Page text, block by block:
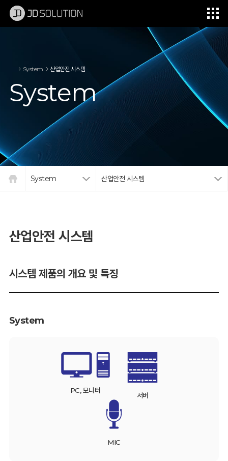
System 산업안전 시스템
System
System 산업안전 시스템
산업안전 시스템
시스템 제품의 개요 및 특징
System
PC, 모니터
서버
MIC